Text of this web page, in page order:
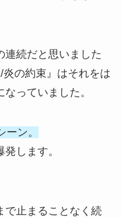
連続だと思いました
の約束』はそれをは
っていました。
ン。
します。
で止まることなく続